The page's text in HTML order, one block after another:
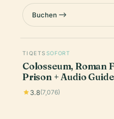
Buchen
TIQETS SOFORT
Colosseum, Roman
Prison + Audio Guide
3.8(7,076)